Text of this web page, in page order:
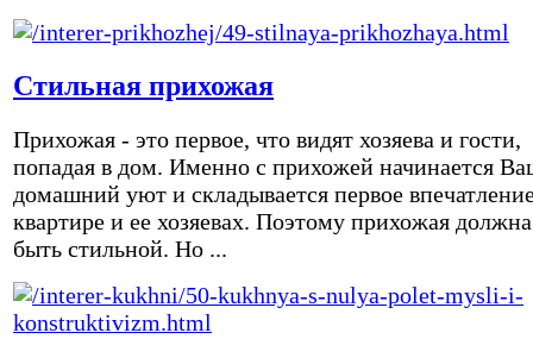
Стильная прихожая
Прихожая - это первое, что видят хозяева и гости,
попадая в дом. Именно с прихожей начинается
домашний уют и складывается первое
квартире и ее хозяевах. Поэтому прихожая должна
быть стильной. Но ...